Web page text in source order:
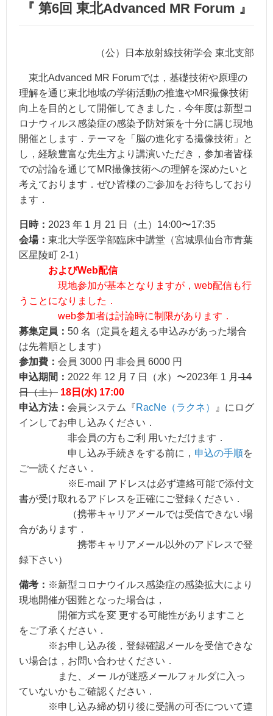
『 第6回 東北Advanced MR Forum 』
（公）⽇本放射線技術学会 東北⽀部
東北Advanced MR Forumでは，基礎技術や原理の
理解を通じ東北地域の学術活動の推進やMR撮像技術
向上を⽬的として開催してきました．今年度は新型コ
ロナウィルス感染症の感染予防対策を⼗分に講じ現地
開催とします．テーマを「脳の進化する撮像技術」と
し，経験豊富な先⽣⽅より講演いただき，参加者皆様
での討論を通じてMR撮像技術への理解を深めたいと
考えております．ぜひ皆様のご参加をお待ちしており
ます．
⽇時： 2023 年 1 ⽉ 21 ⽇（⼟）14:00〜17:35
会場： 東北⼤学医学部臨床中講堂（宮城県仙台市⻘葉
区星陵町 2-1）
およびWeb配信
現地参加が基本となりますが，web配信も行
うことになりました ．
web参加者は討論時に制限があります．
募集定員： 50 名（定員を超える申込みがあった場合
は先着順とします）
参加費： 会員 3000 円 ⾮会員 6000 円
申込期間： 2022 年 12 ⽉ 7 ⽇（⽔）〜2023年 1 ⽉ 14
⽇（⼟） 18日(水) 17:00
申込⽅法： 会員システム『RacNe（ラクネ）
』にログ
インしてお申し込みください．
⾮会員の⽅もご利 ⽤いただけます．
申し込み⼿続きをする前に， 申込の⼿順を
ご⼀読ください．
※E-mail アドレスは必ず連絡可能で添付⽂
書が受け取れるアドレスを正確にご登録ください．
（携帯キャリアメールでは受信できない場
合があります．
携帯キャリアメール以外のアドレスで登
録下さい）
備考： ※新型コロナウイルス感染症の感染拡⼤により
現地開催が困難となった場合は，
開催⽅式を変 更する可能性がありますこと
をご了承ください．
※お申し込み後，登録確認メールを受信できな
い場合は，お問い合わせください．
また、メー ルが迷惑メールフォルダに⼊っ
ていないかもご確認ください．
※申し込み締め切り後に受講の可否について連